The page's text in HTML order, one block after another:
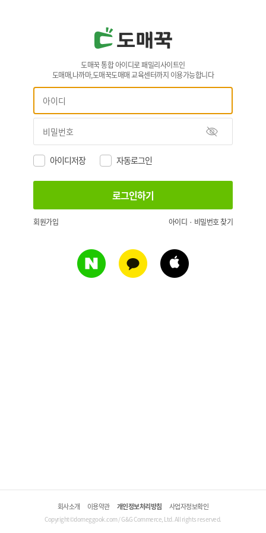
도매꾹 통합 아이디로 패밀리사이트인
도매매,나까마,도매꾹도매매 교육센터까지 이용가능합니다
아이디저장 자동로그인
회원가입 아이디 · 비밀번호 찾기
회사소개 이용약관 개인정보처리방침 사업자정보확인
Copyright©domeggook.com / G&G Commerce, Ltd. All rights reserved.